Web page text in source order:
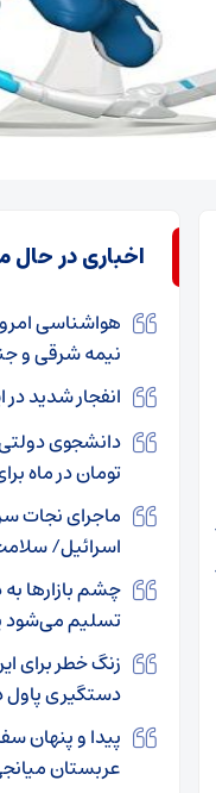
اخباری در
نیمه شرقی و
انفجار شدید
تومان در ماه
ماجرای نجات
اسرائیل/
چشم بازارها به
تسلیم می‌شود
زنگ خطر برای
دستگیری پاول
پیدا و پنهان
عربستان